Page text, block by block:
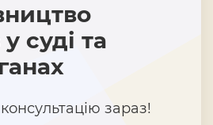
у суді та
зараз!